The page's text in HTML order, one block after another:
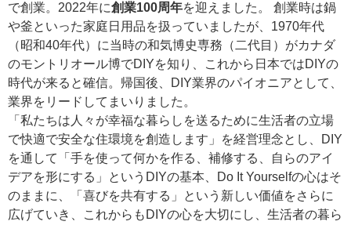
で創業。2022年に創業100周年を迎えました。 創業時は鍋
や釜といった家庭日用品を扱っていましたが、1970年代
（昭和40年代）に当時の和気博史専務（二代目）がカナダ
のモントリオール博でDIYを知り、これから日本ではDIYの
時代が来ると確信。帰国後、DIY業界のパイオニアとして、
業界をリードしてまいりました。
「私たちは人々が幸福な暮らしを送るために生活者の立場
で快適で安全な住環境を創造します」を経営理念とし、DIY
を通して「手を使って何かを作る、補修する、自らのアイ
デアを形にする」というDIYの基本、Do It Yourselfの心はそ
のままに、「喜びを共有する」という新しい価値をさらに
広げていき、これからもDIYの心を大切にし、生活者の暮ら